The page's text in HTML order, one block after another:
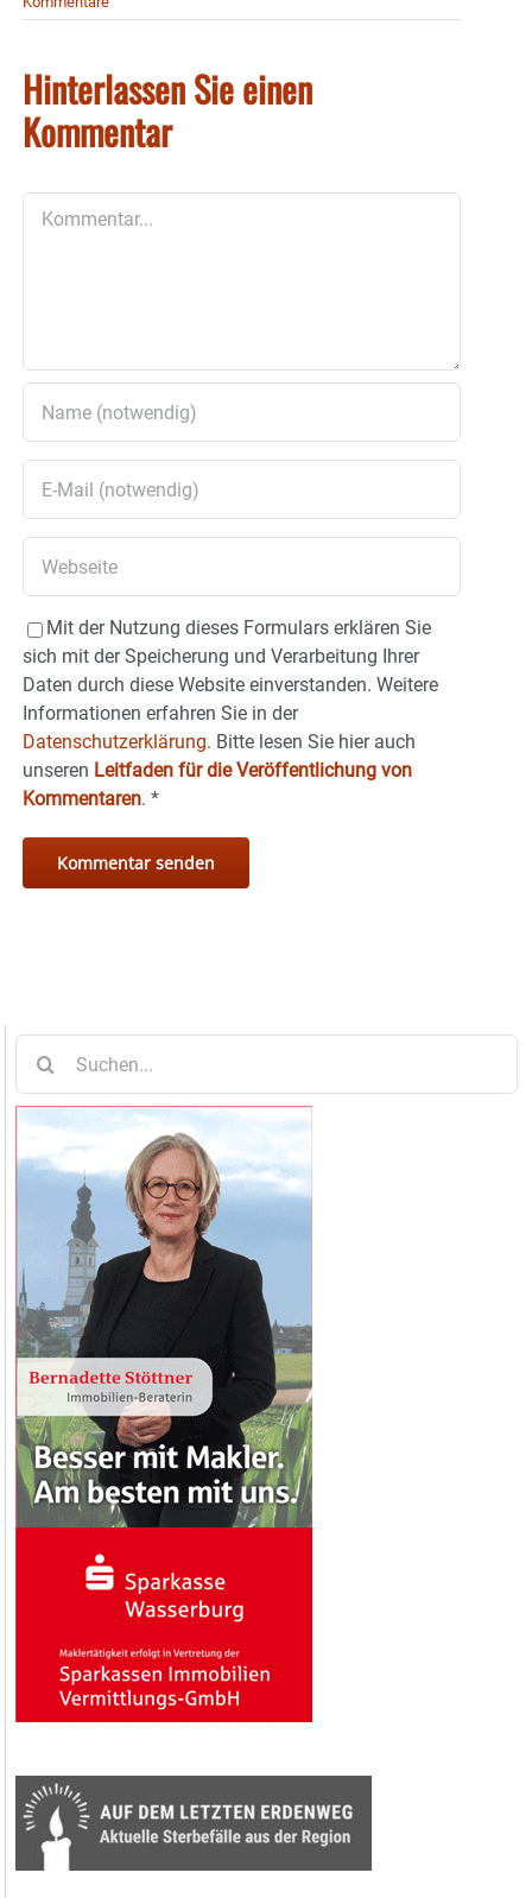
Hinterlassen Sie einen
Kommentar
Mit der Nutzung dieses Formulars erklären Sie
sich mit der Speicherung und Verarbeitung Ihrer
Daten durch diese Website einverstanden. Weitere
Informationen erfahren Sie in der
Datenschutzerklärung. Bitte lesen Sie hier auch
unseren Leitfaden für die Veröffentlichung von
Kommentaren. *
nach: